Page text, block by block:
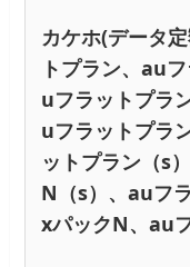
カケホ(データ
トプラン、au
uフラットプラ
uフラットプラ
ットプラン（s
N（s）、auフ
xパックN、au